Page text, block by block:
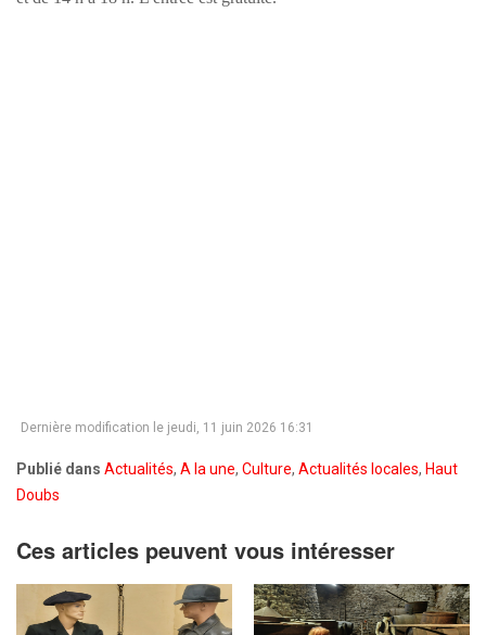
Dernière modification le jeudi, 11 juin 2026 16:31
Publié dans Actualités, A la une, Culture, Actualités locales, Haut
Doubs
Ces articles peuvent vous intéresser